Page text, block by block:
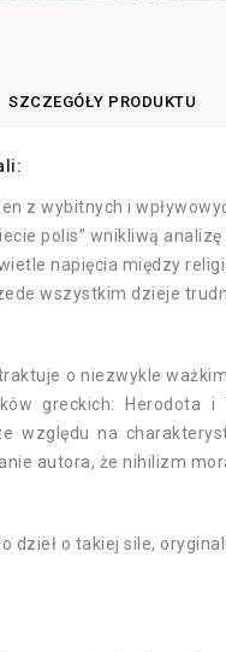
SZCZEGÓŁY PRODUKTU
z wybitnych i
polis” wnikliwą
napięcia między
wszystkim dzieje
o niezwykle
greckich: Herodota
względu na
autora, że nihilizm
dzieł o takiej sile,